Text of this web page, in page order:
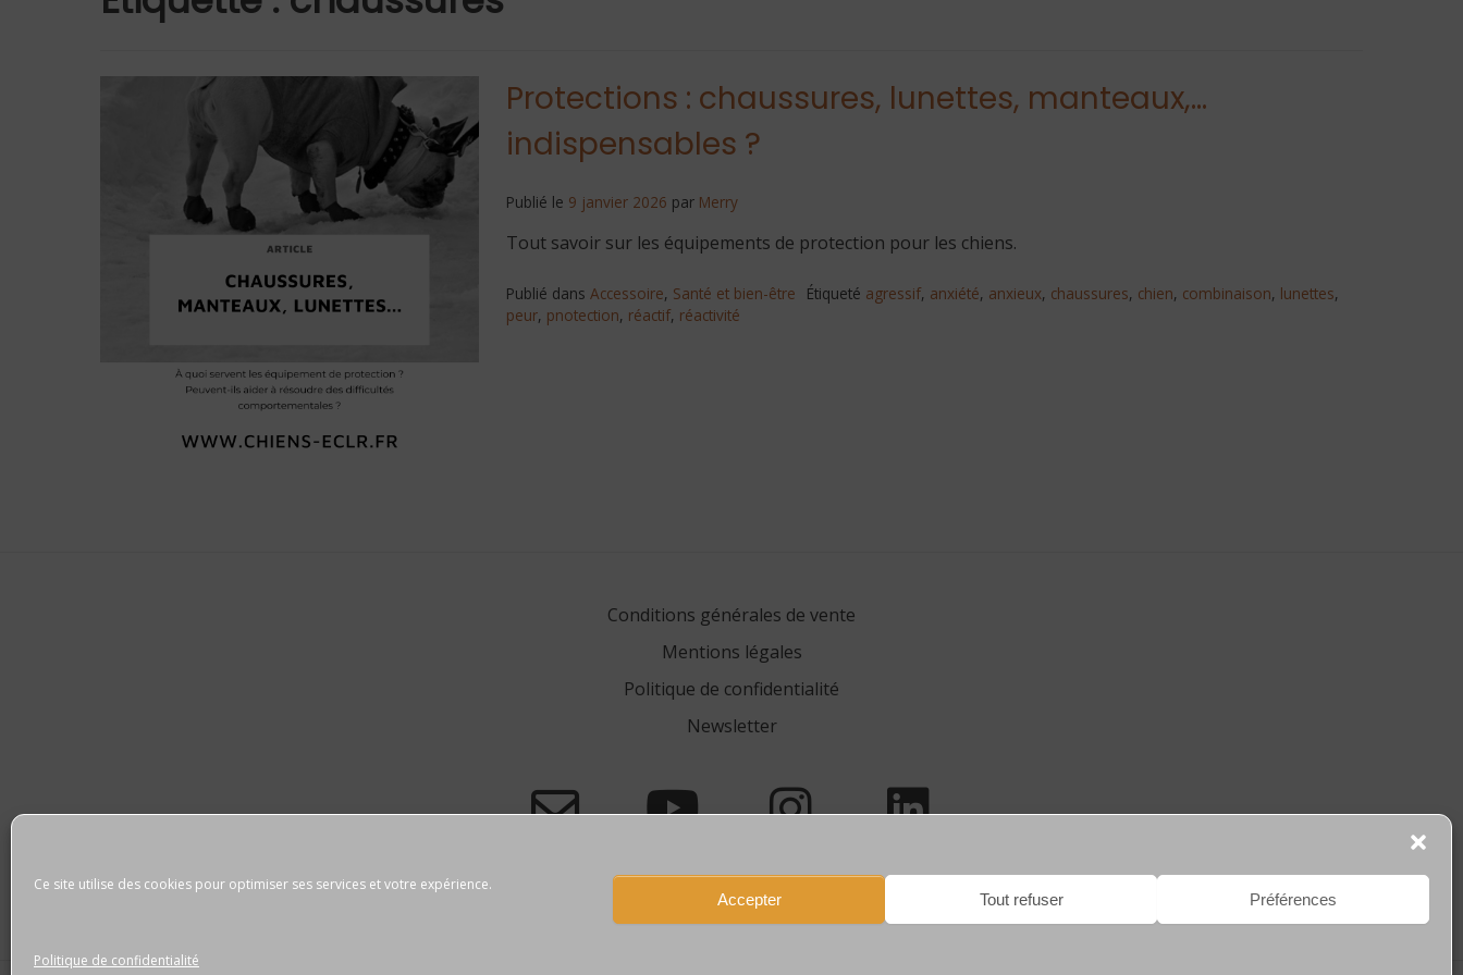
Ce site utilise des cookies pour optimiser ses services et votre expérience.
Accepter Tout refuser Préférences
Politique de confidentialité
Protections : chaussures, lunettes, manteaux,…
indispensables ?
Publié le 9 janvier 2026 par Merry
Tout savoir sur les équipements de protection pour les chiens.
Publié dans Accessoire, Santé et bien-être Étiqueté agressif, anxiété, anxieux, chaussures, chien, combinaison, lunettes,
peur, pnotection, réactif, réactivité
Conditions générales de vente
Mentions légales
Politique de confidentialité
Newsletter
77450 Esbly